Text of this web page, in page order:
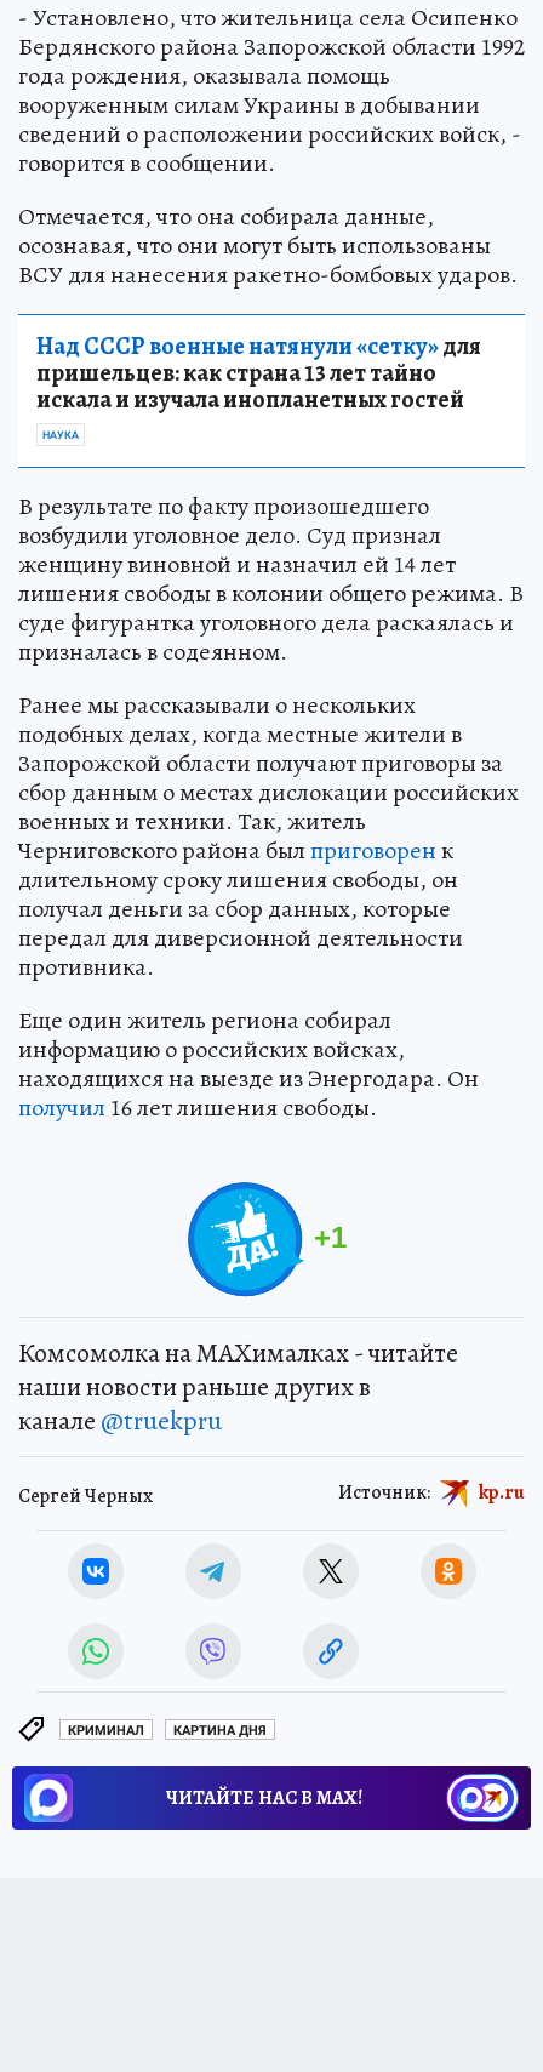
- Установлено, что жительница села Осипенко
Бердянского района Запорожской области 1992
года рождения, оказывала помощь
вооруженным силам Украины в добывании
сведений о расположении российских войск, -
говорится в сообщении.
Отмечается, что она собирала данные,
осознавая, что они могут быть использованы
ВСУ для нанесения ракетно-бомбовых ударов.
Над СССР военные натянули «сетку»для
пришельцев: как страна 13 лет тайно
искала и изучала инопланетных гостей
НАУКА
В результате по факту произошедшего
возбудили уголовное дело. Суд признал
женщину виновной и назначил ей 14 лет
лишения свободы в колонии общего режима. В
суде фигурантка уголовного дела раскаялась и
призналась в содеянном.
Ранее мы рассказывали о нескольких
подобных делах, когда местные жители в
Запорожской области получают приговоры за
сбор данным о местах дислокации российских
военных и техники. Так, житель
Черниговского района былприговоренк
длительному сроку лишения свободы, он
получал деньги за сбор данных, которые
передал для диверсионной деятельности
противника.
Еще один житель региона собирал
информацию о российских войсках,
находящихся на выезде из Энергодара. Он
получил 16 лет лишения свободы.
+1
Комсомолка на MAXималках - читайте
наши новости раньше других в
канале @truekpru
Сергей Черных Источник: kp.ru
КРИМИНАЛ КАРТИНА ДНЯ
ЧИТАЙТЕ НАС В МАХ!